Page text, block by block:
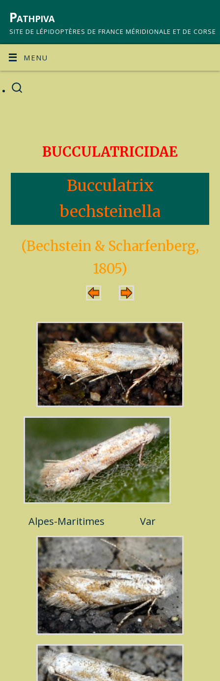
Pathpiva
SITE DE LÉPIDOPTÈRES DE FRANCE MÉRIDIONALE ET DE CORSE
MENU
BUCCULATRICIDAE
Bucculatrix
bechsteinella
(Bechstein & Scharfenberg,
1805)
Alpes-Maritimes Var